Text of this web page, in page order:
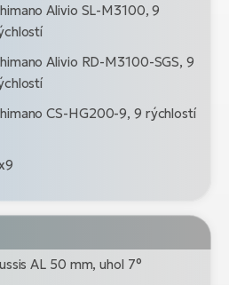
Alivio SL-M3100, 9
Alivio RD-M3100-SGS, 9
CS-HG200-9, 9 rýchlostí
AL 50 mm, uhol 7°